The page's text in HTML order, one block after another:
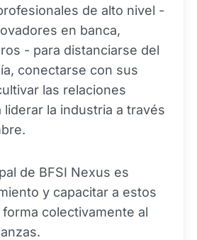
de alto nivel -
en banca,
- para distanciarse del
conectarse con sus
las relaciones
liderar la industria a través
de BFSI Nexus es
y capacitar a estos
colectivamente al